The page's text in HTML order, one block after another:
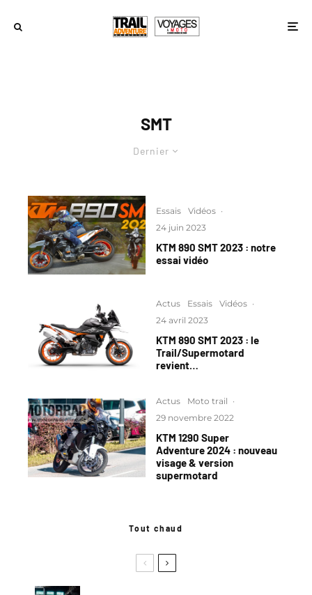
SMT
Dernier
Essais Vidéos ·
24 juin 2023
KTM 890 SMT 2023 : notre
essai vidéo
Actus Essais Vidéos ·
24 avril 2023
KTM 890 SMT 2023 : le
Trail/Supermotard
revient…
Actus Moto trail ·
29 novembre 2022
KTM 1290 Super
Adventure 2024 : nouveau
visage & version
supermotard
Tout chaud